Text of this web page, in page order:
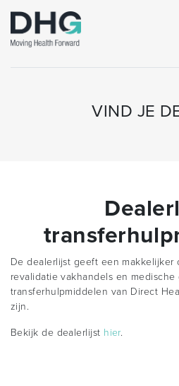
VIND JE
De dealerlijst geeft een makkelijker
revalidatie vakhandels en
transferhulpmiddelen van Direct
zijn.
Bekijk de dealerlijst hier.